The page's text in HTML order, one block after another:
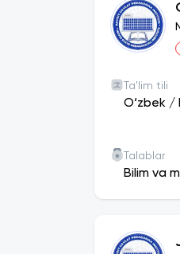
Ta'lim tili
O‘zbek /
Talablar
Bilim va